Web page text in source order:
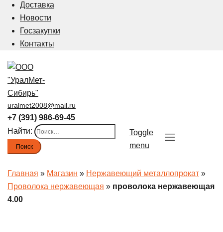
Доставка
Новости
Госзакупки
Контакты
uralmet2008@mail.ru
+7 (391) 986-69-45
Найти:
Toggle
menu
Главная » Магазин » Нержавеющий металлопрокат »
Проволока нержавеющая » проволока нержавеющая
4.00